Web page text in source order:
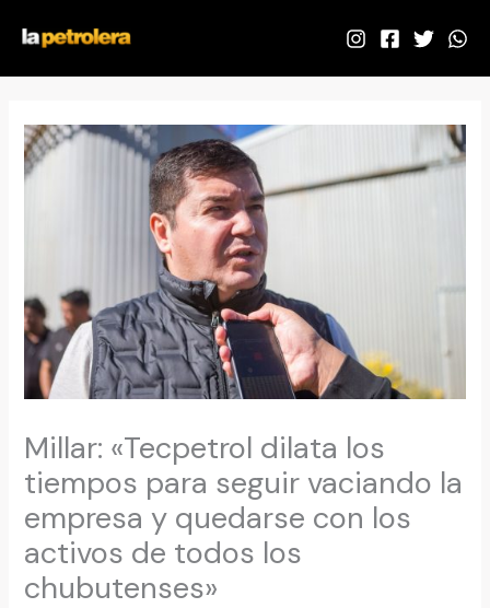
contenido
Millar: «Tecpetrol dilata los
tiempos para seguir vaciando la
empresa y quedarse con los
activos de todos los
chubutenses»